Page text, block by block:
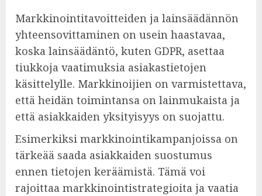
Markkinointitavoitteiden ja lainsäädännön
yhteensovittaminen on usein haastavaa,
koska lainsäädäntö, kuten GDPR, asettaa
tiukkoja vaatimuksia asiakastietojen
käsittelylle. Markkinoijien on varmistettava,
että heidän toimintansa on lainmukaista ja
että asiakkaiden yksityisyys on suojattu.
Esimerkiksi markkinointikampanjoissa on
tärkeää saada asiakkaiden suostumus
ennen tietojen keräämistä. Tämä voi
rajoittaa markkinointistrategioita ja vaatia